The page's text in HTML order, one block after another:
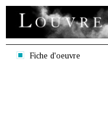
Fiche d'oeuvre